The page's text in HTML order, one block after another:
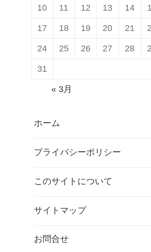
10 11 12 13 14
17 18 19 20 21
24 25 26 27 28
31
« 3月
ホーム
プライバシーポリシー
このサイトについて
サイトマップ
お問合せ